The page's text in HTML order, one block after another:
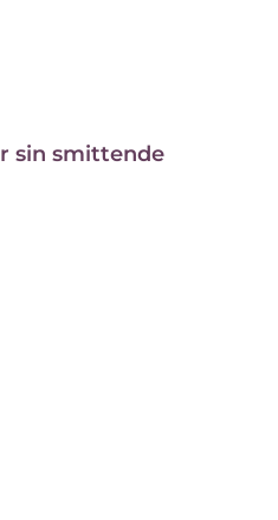
sin smittende